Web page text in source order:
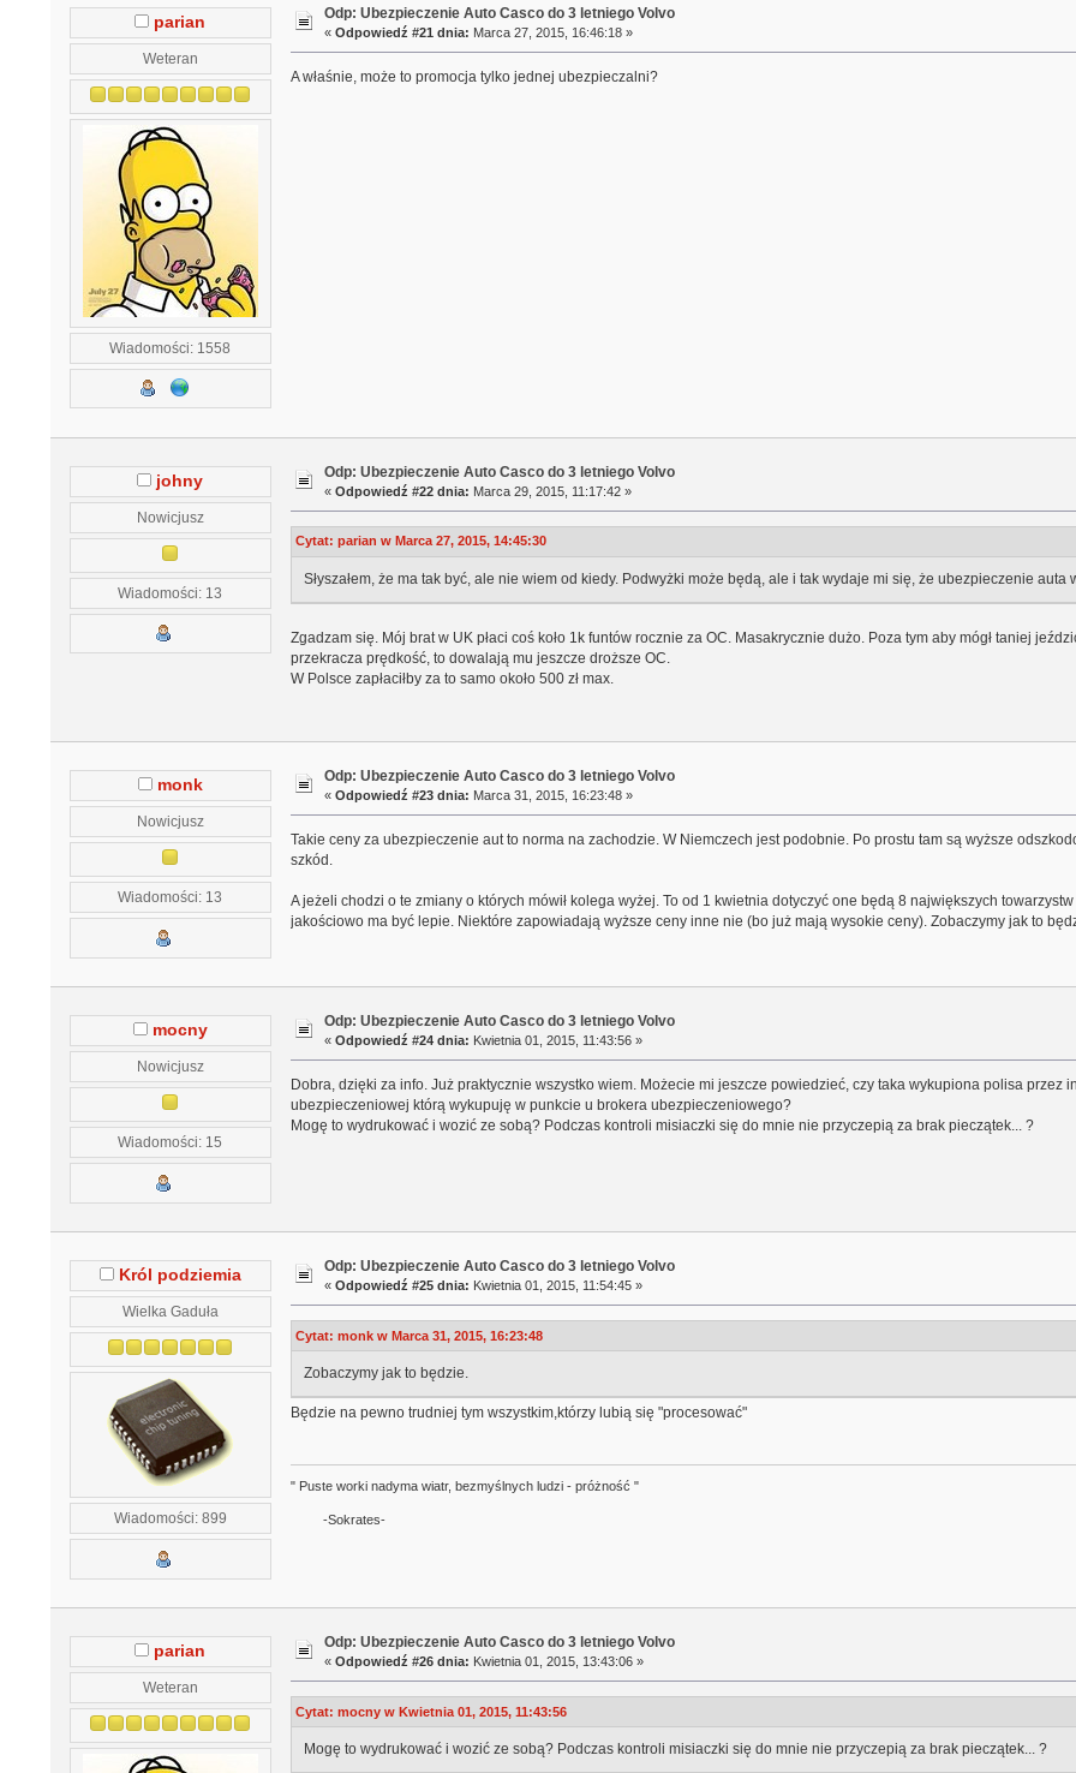
parian
Weteran
Wiadomości: 1558
Odp: Ubezpieczenie Auto Casco do 3 letniego Volvo
«Odpowiedź #21 dnia: Marca 27, 2015, 16:46:18 »
A właśnie, może to promocja tylko jednej ubezpieczalni?
johny
Nowicjusz
Wiadomości: 13
Odp: Ubezpieczenie Auto Casco do 3 letniego Volvo
«Odpowiedź #22 dnia: Marca 29, 2015, 11:17:42 »
Cytat: parian w Marca 27, 2015, 14:45:30
Słyszałem, że ma tak być, ale nie wiem od kiedy. Podwyżki może będą, ale i tak wydaje mi się, że ubezpieczenie auta
Zgadzam się. Mój brat w UK płaci coś koło 1k funtów rocznie za OC. Masakrycznie dużo. Poza tym aby mógł taniej
przekracza prędkość, to dowalają mu jeszcze droższe OC.
W Polsce zapłaciłby za to samo około 500 zł max.
monk
Nowicjusz
Wiadomości: 13
Odp: Ubezpieczenie Auto Casco do 3 letniego Volvo
«Odpowiedź #23 dnia: Marca 31, 2015, 16:23:48 »
Takie ceny za ubezpieczenie aut to norma na zachodzie. W Niemczech jest podobnie. Po prostu tam są wyższe
szkód.
A jeżeli chodzi o te zmiany o których mówił kolega wyżej. To od 1 kwietnia dotyczyć one będą 8 największych
jakościowo ma być lepie. Niektóre zapowiadają wyższe ceny inne nie (bo już mają wysokie ceny). Zobaczymy jak to
mocny
Nowicjusz
Wiadomości: 15
Odp: Ubezpieczenie Auto Casco do 3 letniego Volvo
«Odpowiedź #24 dnia: Kwietnia 01, 2015, 11:43:56 »
Dobra, dzięki za info. Już praktycznie wszystko wiem. Możecie mi jeszcze powiedzieć, czy taka wykupiona polisa
ubezpieczeniowej którą wykupuję w punkcie u brokera ubezpieczeniowego?
Mogę to wydrukować i wozić ze sobą? Podczas kontroli misiaczki się do mnie nie przyczepią za brak pieczątek... ?
Król podziemia
Wielka Gaduła
Wiadomości: 899
Odp: Ubezpieczenie Auto Casco do 3 letniego Volvo
«Odpowiedź #25 dnia: Kwietnia 01, 2015, 11:54:45 »
Cytat: monk w Marca 31, 2015, 16:23:48
Zobaczymy jak to będzie.
Będzie na pewno trudniej tym wszystkim,którzy lubią się "procesować"
" Puste worki nadyma wiatr, bezmyślnych ludzi - próżność "
-Sokrates-
parian
Weteran
Odp: Ubezpieczenie Auto Casco do 3 letniego Volvo
«Odpowiedź #26 dnia: Kwietnia 01, 2015, 13:43:06 »
Cytat: mocny w Kwietnia 01, 2015, 11:43:56
Mogę to wydrukować i wozić ze sobą? Podczas kontroli misiaczki się do mnie nie przyczepią za brak pieczątek... ?